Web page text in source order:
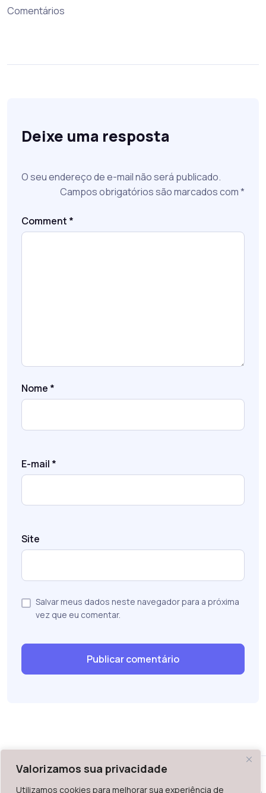
Valorizamos sua privacidade
Utilizamos cookies para melhorar sua experiência de
Comentários
Deixe uma resposta
O seu endereço de e-mail não será publicado.
Campos obrigatórios são marcados com*
Comment *
Nome *
E-mail *
Site
Salvar meus dados neste navegador para a próxima
vez que eu comentar.